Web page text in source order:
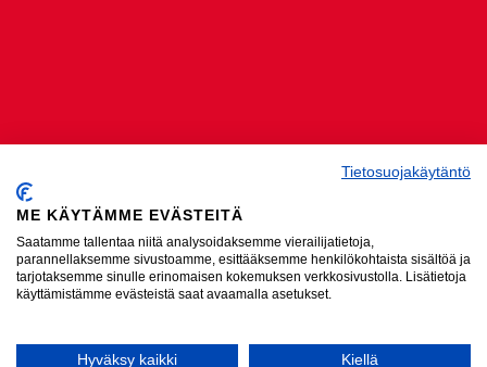
Tietosuojakäytäntö
ME KÄYTÄMME EVÄSTEITÄ
Saatamme tallentaa niitä analysoidaksemme vierailijatietoja,
parannellaksemme sivustoamme, esittääksemme henkilökohtaista sisältöä ja
tarjotaksemme sinulle erinomaisen kokemuksen verkkosivustolla. Lisätietoja
käyttämistämme evästeistä saat avaamalla asetukset.
Hyväksy kaikki Kiellä